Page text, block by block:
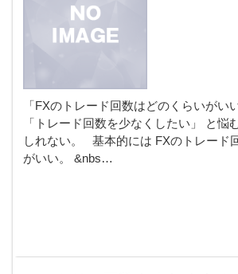
「FXのトレード回数はどのくらいがい
「トレード回数を少なくしたい」 と悩
しれない。 基本的には FXのトレード
がいい。 &nbs…